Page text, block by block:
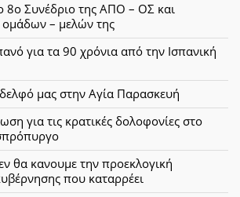
8ο Συνέδριο της ΑΠΟ – ΟΣ και
ομάδων – μελών της
για τα 90 χρόνια από την Ισπανική
μας στην Αγία Παρασκευή
για τις κρατικές δολοφονίες στο
θα κανουμε την προεκλογική
που καταρρέει